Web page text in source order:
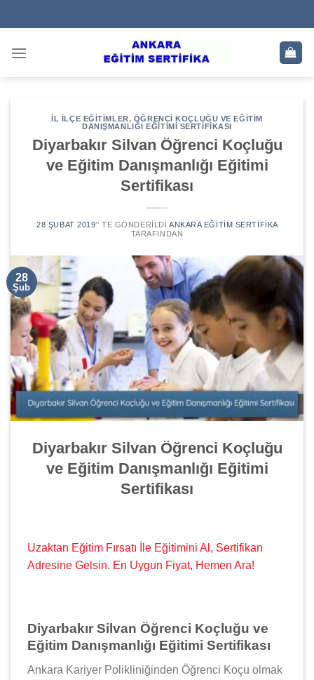
to
İL İLÇE EĞITIMLER, ÖĞRENCI KOÇLUĞU VE EĞITIM
DANIŞMANLIĞI EĞITIMI SERTIFIKASI
Diyarbakır Silvan Öğrenci Koçluğu
ve Eğitim Danışmanlığı Eğitimi
Sertifikası
28 ŞUBAT 2019’' TE GÖNDERILDI ANKARA EĞITIM SERTIFIKA
TARAFINDAN
28
Şub
Diyarbakır Silvan Öğrenci Koçluğu
ve Eğitim Danışmanlığı Eğitimi
Sertifikası
Uzaktan Eğitim Fırsatı İle Eğitimini Al, Sertifikan
Adresine Gelsin. En Uygun Fiyat, Hemen Ara!
Diyarbakır Silvan Öğrenci Koçluğu ve
Eğitim Danışmanlığı Eğitimi Sertifikası
Ankara Kariyer Polikliniğinden Öğrenci Koçu olmak